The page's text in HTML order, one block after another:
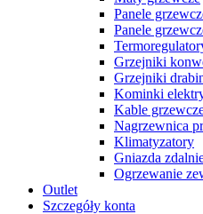
Panele
Panele
Grzejniki
Grzejniki
Kominki
Kable
Nagrzewnica
Klimatyzatory
Gniazda
Ogrzewanie
Outlet
Szczegóły konta